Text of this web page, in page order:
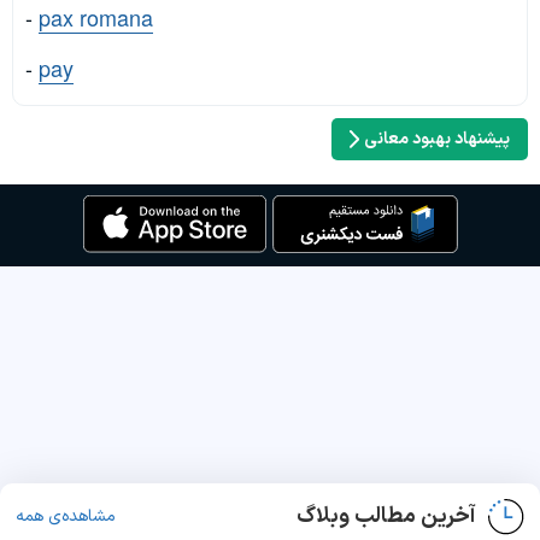
- pax romana
- pay
پیشنهاد بهبود معانی
آخرین مطالب وبلاگ مشاهده‌ی همه